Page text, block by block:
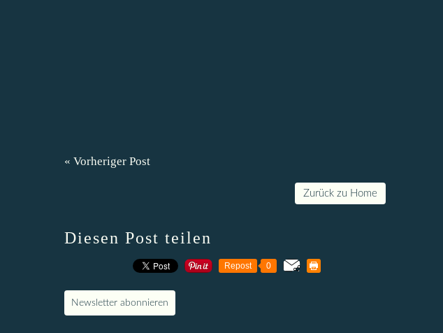
« Vorheriger Post
Zurück zu Home
Diesen Post teilen
Repost 0
Newsletter abonnieren